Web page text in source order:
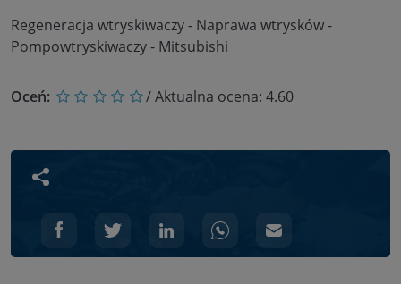
Regeneracja wtryskiwaczy - Naprawa wtrysków -
Pompowtryskiwaczy - Mitsubishi
Oceń: / Aktualna ocena: 4.60